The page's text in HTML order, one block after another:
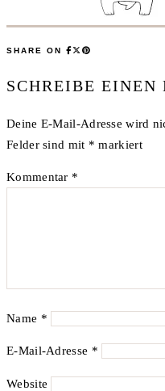
SHARE ON
SCHREIBE EINEN
Deine E-Mail-Adresse wird
Felder sind mit * markiert
Kommentar *
Name *
E-Mail-Adresse *
Website